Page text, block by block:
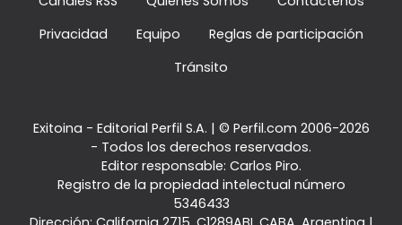
Privacidad
Equipo
Reglas de participación
Tránsito
Exitoina - Editorial Perfil S.A. | © Perfil.com 2006-2026
- Todos los derechos reservados.
Editor responsable: Carlos Piro.
Registro de la propiedad intelectual número
5346433